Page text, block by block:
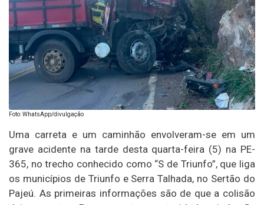
Foto: WhatsApp/divulgação
Uma carreta e um caminhão envolveram-se em um
grave acidente na tarde desta quarta-feira (5) na PE-
365, no trecho conhecido como “S de Triunfo”, que liga
os municípios de Triunfo e Serra Talhada, no Sertão do
Pajeú. As primeiras informações são de que a colisão